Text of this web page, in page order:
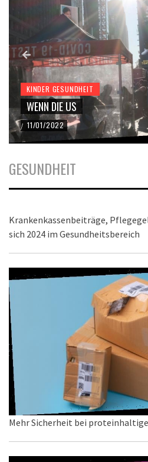
KINDER GESUNDHEIT
WENN DIE US
/ 11/01/2022
GESUNDHEIT
Krankenkassenbeiträge,
sich 2024 im Gesundheitsbereich
Mehr Sicherheit bei